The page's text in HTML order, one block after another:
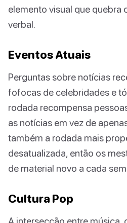
elemento visual que
verbal.
Eventos Atuais
Perguntas sobre notícias
fofocas de celebridades e
rodada recompensa
as notícias em vez de
também a rodada mais
desatualizada, então os
de material novo a cada
Cultura Pop
A intersecção entre música,